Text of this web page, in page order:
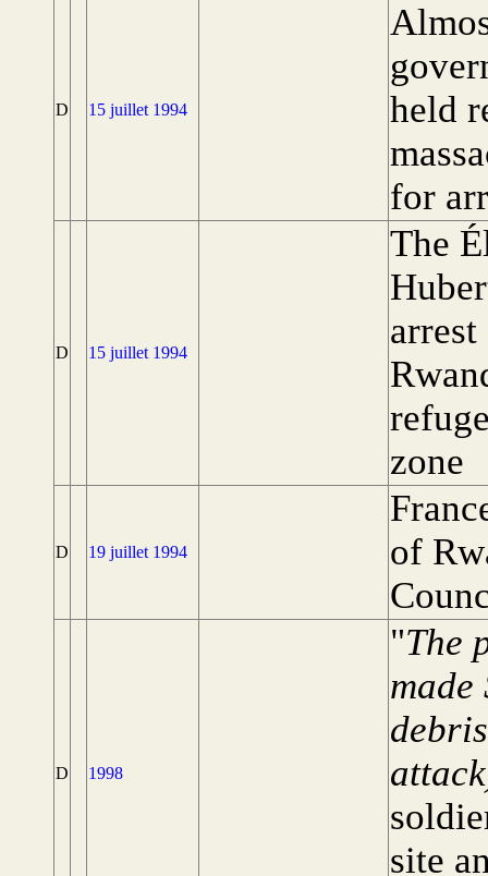
D 15 juillet 1994
held
for
D 15 juillet 1994
The
zone
D 19 juillet 1994
of
D 1998
"The
made
site